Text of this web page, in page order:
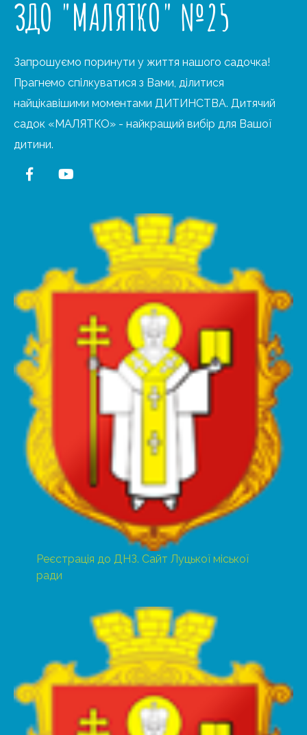
ЗДО "МАЛЯТКО" №25
Запрошуємо поринути у життя нашого садочка!
Прагнемо спілкуватися з Вами, ділитися
найцікавішими моментами ДИТИНСТВА. Дитячий
садок «МАЛЯТКО» - найкращий вибір для Вашої
дитини.
Реєстрація до ДНЗ. Сайт Луцької міської
ради